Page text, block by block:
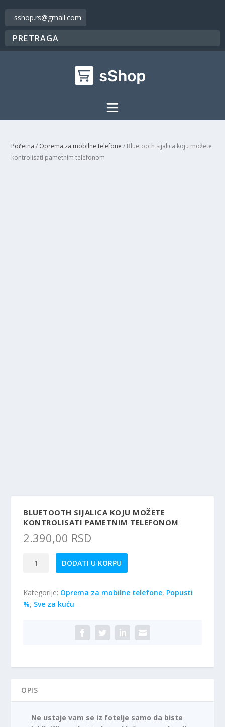
sshop.rs@gmail.com
Početna / Oprema za mobilne telefone / Bluetooth sijalica koju možete
kontrolisati pametnim telefonom
BLUETOOTH SIJALICA KOJU MOŽETE
KONTROLISATI PAMETNIM TELEFONOM
2.390,00 RSD
možete
kontrolisati
DODATI U KORPU
Kategorije: Oprema za mobilne telefone, Popusti
%, Sve za kuću
OPIS
Ne ustaje vam se iz fotelje samo da biste